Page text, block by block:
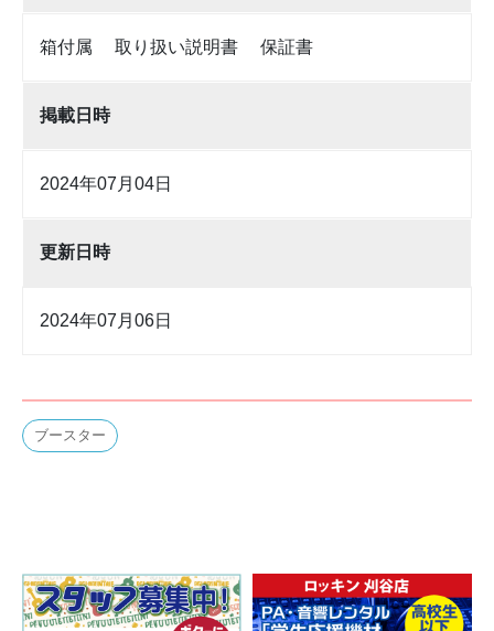
箱付属 取り扱い説明書 保証書
掲載日時
2024年07月04日
更新日時
2024年07月06日
ブースター